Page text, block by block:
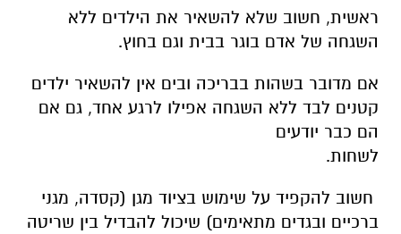
ראשית, חשוב שלא להשאיר את הילדים ללא
השגחה של אדם בוגר בבית וגם בחוץ.
אם מדובר בשהות בבריכה ובים אין להשאיר ילדים
קטנים לבד ללא השגחה אפילו לרגע אחד, גם אם
הם כבר יודעים
לשחות.
חשוב להקפיד על שימוש בציוד מגן (קסדה, מגני
ברכיים ובגדים מתאימים) שיכול להבדיל בין שריטה